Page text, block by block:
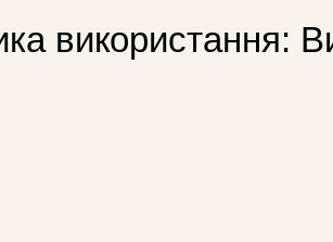
використання: